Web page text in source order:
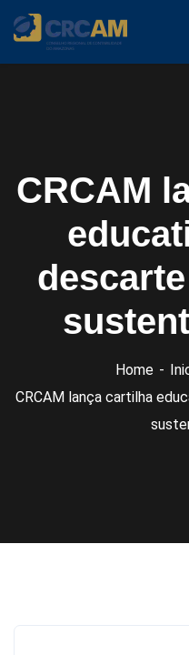
CRCAM
Home
CRCAM lança cartilha